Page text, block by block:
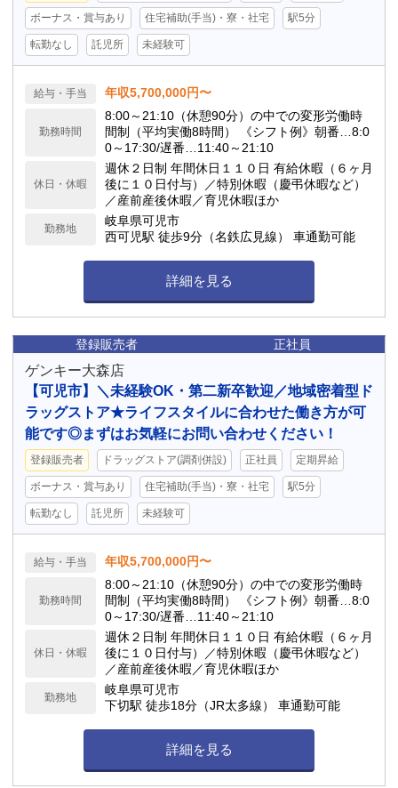
ボーナス・賞与あり 住宅補助(手当)・寮・社宅 駅5分
転勤なし 託児所 未経験可
給与・手当 年収5,700,000円〜
勤務時間
8:00～21:10（休憩90分）の中での変形労働時
間制（平均実働8時間） 《シフト例》朝番…8:0
0～17:30/遅番…11:40～21:10
休日・休暇
週休２日制 年間休日１１０日 有給休暇（６ヶ月
後に１０日付与）／特別休暇（慶弔休暇など）
／産前産後休暇／育児休暇ほか
勤務地
岐阜県可児市
西可児駅 徒歩9分（名鉄広見線） 車通勤可能
詳細を見る
登録販売者 正社員
ゲンキー大森店
【可児市】＼未経験OK・第二新卒歓迎／地域密着型ド
ラッグストア★ライフスタイルに合わせた働き方が可
能です◎まずはお気軽にお問い合わせください！
登録販売者 ドラッグストア(調剤併設) 正社員 定期昇給
ボーナス・賞与あり 住宅補助(手当)・寮・社宅 駅5分
転勤なし 託児所 未経験可
給与・手当 年収5,700,000円〜
勤務時間
8:00～21:10（休憩90分）の中での変形労働時
間制（平均実働8時間） 《シフト例》朝番…8:0
0～17:30/遅番…11:40～21:10
休日・休暇
週休２日制 年間休日１１０日 有給休暇（６ヶ月
後に１０日付与）／特別休暇（慶弔休暇など）
／産前産後休暇／育児休暇ほか
勤務地
岐阜県可児市
下切駅 徒歩18分（JR太多線） 車通勤可能
詳細を見る